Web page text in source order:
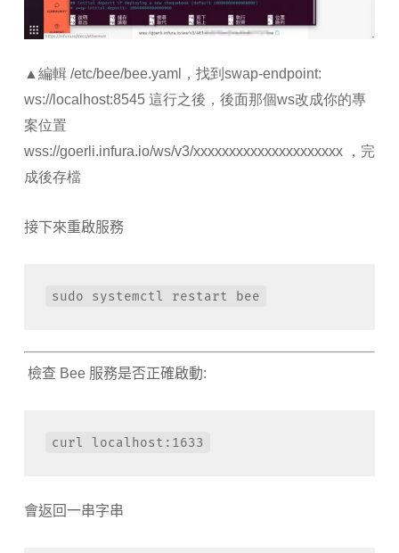
▲編輯 /etc/bee/bee.yaml，找到swap-endpoint:
ws://localhost:8545 這行之後，後面那個ws改成你的專
案位置
wss://goerli.infura.io/ws/v3/xxxxxxxxxxxxxxxxxxxxx ，完
成後存檔
接下來重啟服務
sudo systemctl restart bee
檢查 Bee 服務是否正確啟動:
curl localhost:1633
會返回一串字串